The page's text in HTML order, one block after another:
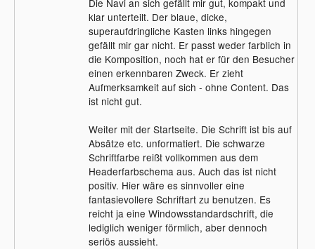
klar unterteilt. Der blaue, dicke,
superaufdringliche Kasten links hingegen
gefällt mir gar nicht. Er passt weder farblich in
die Komposition, noch hat er für den Besucher
einen erkennbaren Zweck. Er zieht
Aufmerksamkeit auf sich - ohne Content. Das
ist nicht gut.
Weiter mit der Startseite. Die Schrift ist bis auf
Absätze etc. unformatiert. Die schwarze
Schriftfarbe reißt vollkommen aus dem
Headerfarbschema aus. Auch das ist nicht
positiv. Hier wäre es sinnvoller eine
fantasievollere Schriftart zu benutzen. Es
reicht ja eine Windowsstandardschrift, die
lediglich weniger förmlich, aber dennoch
seriös aussieht.